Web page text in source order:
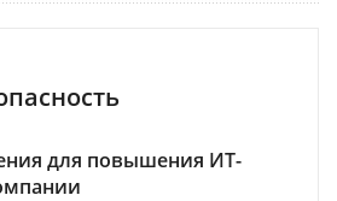
для повышения ИТ-